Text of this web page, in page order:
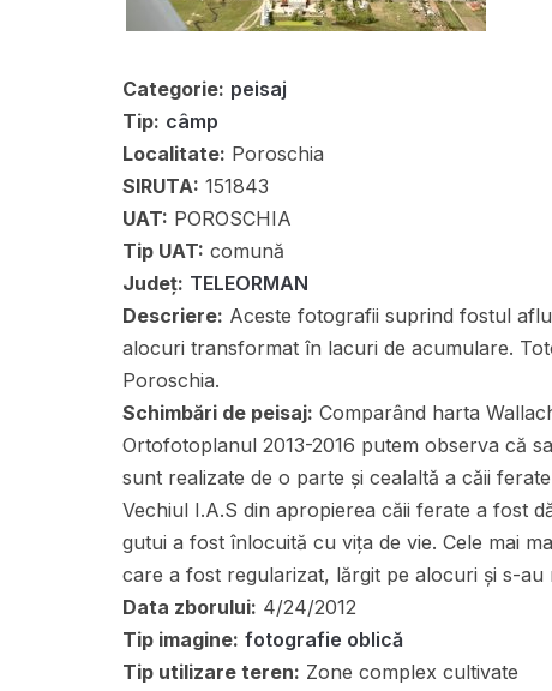
Categorie: peisaj
Tip: câmp
Localitate: Poroschia
SIRUTA: 151843
UAT: POROSCHIA
Tip UAT: comună
Județ: TELEORMAN
Descriere: Aceste fotografii suprind fostul
alocuri transformat în lacuri de acumulare.
Poroschia.
Schimbări de peisaj: Comparând harta
Ortofotoplanul 2013-2016 putem observa că
sunt realizate de o parte și cealaltă a căii
Vechiul I.A.S din apropierea căii ferate a fost
gutui a fost înlocuită cu vița de vie. Cele mai
care a fost regularizat, lărgit pe alocuri și s-au
Data zborului: 4/24/2012
Tip imagine: fotografie oblică
Tip utilizare teren: Zone complex cultivate